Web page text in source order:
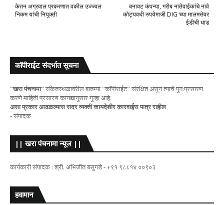
बनावट कंपन्या, गरीब नातेवाईकांचे नावे
कोट्यवधी रुपयेमाजी DIG च्या मालमत्तेवर
ईडीची धाड
केतन अग्रवाल प्रकरणात वकील उज्ज्वल
निकम यांची नियुक्ती
कॉपीराईट संदर्भात सूचना
"खरा पंचनामा"संकेतस्थळावरील बातम्या "कॉपीराईट" संरक्षित असून त्याचे पुन:प्रसारण
करणे माहिती प्रसारण कायद्यानुसार गुन्हा आहे.
असा प्रकार आढळल्यास सदर व्यक्ती कायदेशीर कारवाईस पात्र राहील.
- संपादक
|| खरा पंचनामा न्यूज ||
कार्यकारी संपादक : श्री. अभिजीत बसुगडे - +९१ ९८८१४ ००९०२
हवामान